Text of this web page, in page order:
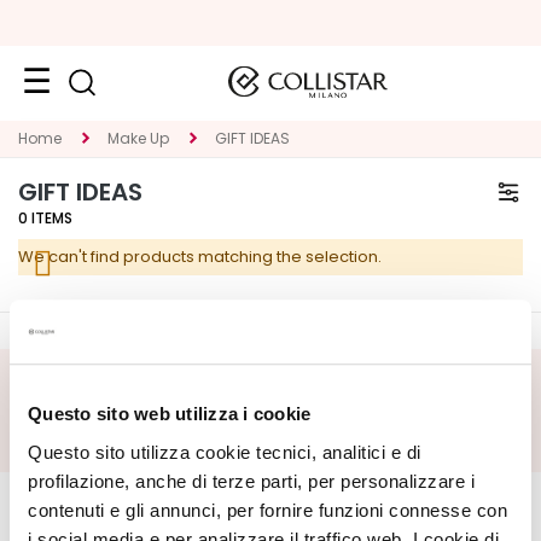
Questo sito web utilizza i cookie
Questo sito utilizza cookie tecnici, analitici e di
profilazione, anche di terze parti, per personalizzare i
contenuti e gli annunci, per fornire funzioni connesse con
Face
C
A
T
E
O
S
p
e
c
Home Make Up GIFT IDEAS
GIFT IDEAS
0 ITEMS
We can't find products matching the selection.
CORPORATE
About Us
MY PROFILE
Account Information